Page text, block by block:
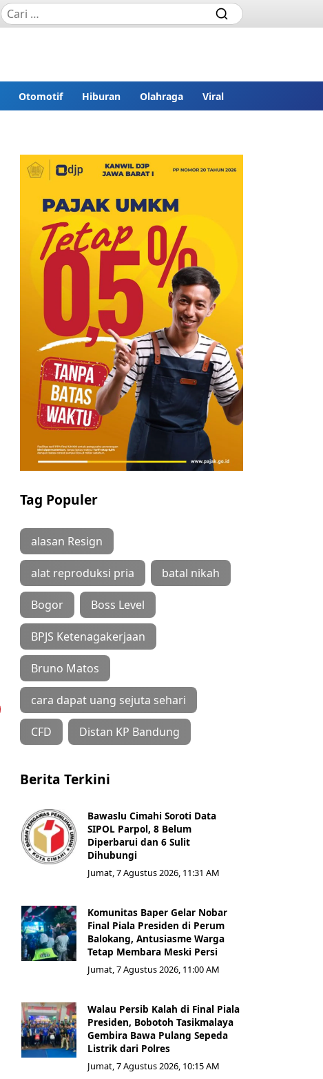
Otomotif Hiburan Olahraga Viral
Tag Populer
alasan Resign
alat reproduksi pria batal nikah
Bogor Boss Level
BPJS Ketenagakerjaan
Bruno Matos
cara dapat uang sejuta sehari
CFD Distan KP Bandung
Berita Terkini
Bawaslu Cimahi Soroti Data
SIPOL Parpol, 8 Belum
Diperbarui dan 6 Sulit
Dihubungi
Jumat, 7 Agustus 2026, 11:31 AM
Komunitas Baper Gelar Nobar
Final Piala Presiden di Perum
Balokang, Antusiasme Warga
Tetap Membara Meski Persi
Jumat, 7 Agustus 2026, 11:00 AM
Walau Persib Kalah di Final Piala
Presiden, Bobotoh Tasikmalaya
Gembira Bawa Pulang Sepeda
Listrik dari Polres
Jumat, 7 Agustus 2026, 10:15 AM